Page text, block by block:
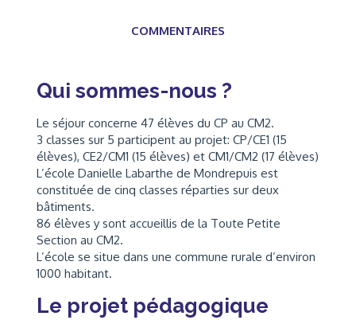
COMMENTAIRES
Qui sommes-nous ?
Le séjour concerne 47 élèves du CP au CM2.
3 classes sur 5 participent au projet: CP/CE1 (15
élèves), CE2/CM1 (15 élèves) et CM1/CM2 (17 élèves)
L’école Danielle Labarthe de Mondrepuis est
constituée de cinq classes réparties sur deux
bâtiments.
86 élèves y sont accueillis de la Toute Petite
Section au CM2.
L’école se situe dans une commune rurale d’environ
1000 habitant.
Le projet pédagogique